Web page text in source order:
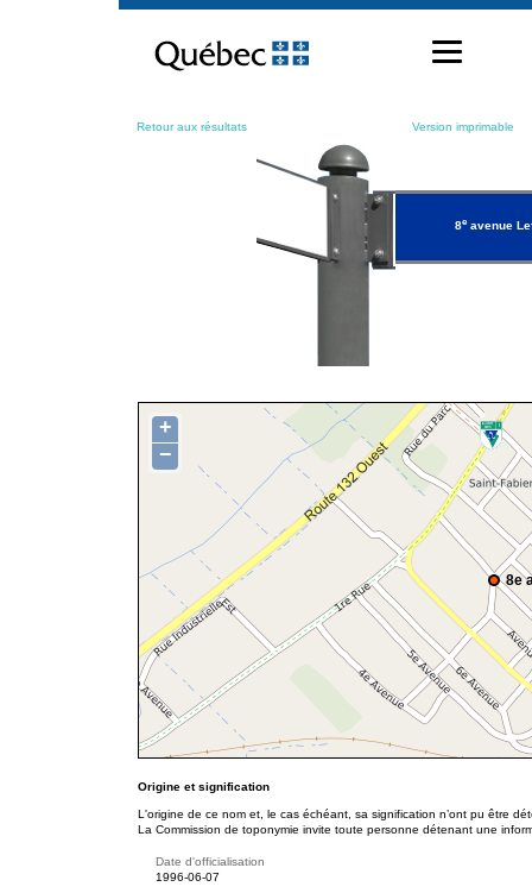
contenu
Retour aux résultats Version imprimable
8eavenue
8e
+
−
Origine et signification
L'origine de ce nom et, le cas échéant, sa signification n’ont pu être
La Commission de toponymie invite toute personne détenant une
Date d'officialisation
1996-06-07